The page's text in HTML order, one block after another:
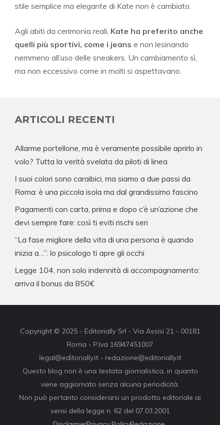
stile semplice ma elegante di Kate non è cambiato.
Agli abiti da cerimonia reali, Kate ha preferito anche
quelli più sportivi, come i jeans e non lesinando
nemmeno all’uso delle sneakers. Un cambiamento sì,
ma non eccessivo come in molti si aspettavano.
ARTICOLI RECENTI
Allarme portellone, ma è veramente possibile aprirlo in
volo? Tutta la verità svelata da piloti di linea
I suoi colori sono caraibici, ma siamo a due passi da
Roma: è una piccola isola ma dal grandissimo fascino
Pagamenti con carta, prima e dopo c’è un’azione che
devi sempre fare: così ti eviti rischi seri
“La fase migliore della vita di una persona è quando
inizia a…”: lo psicologo ti apre gli occhi
Legge 104, non solo indennità di accompagnamento:
arriva il bonus da 850€
Copyright © 2025 - Editorially Srl - Via Assisi 21 - 00181
Roma - P.Iva 16947451007
legal@editorially.it - redazione@editorially.it
Questo blog non è una testata giornalistica, in quanto
viene aggiornato senza alcuna periodicità.
Non può pertanto considerarsi un prodotto editoriale ai
sensi della legge n. 62 del 07.03.2001